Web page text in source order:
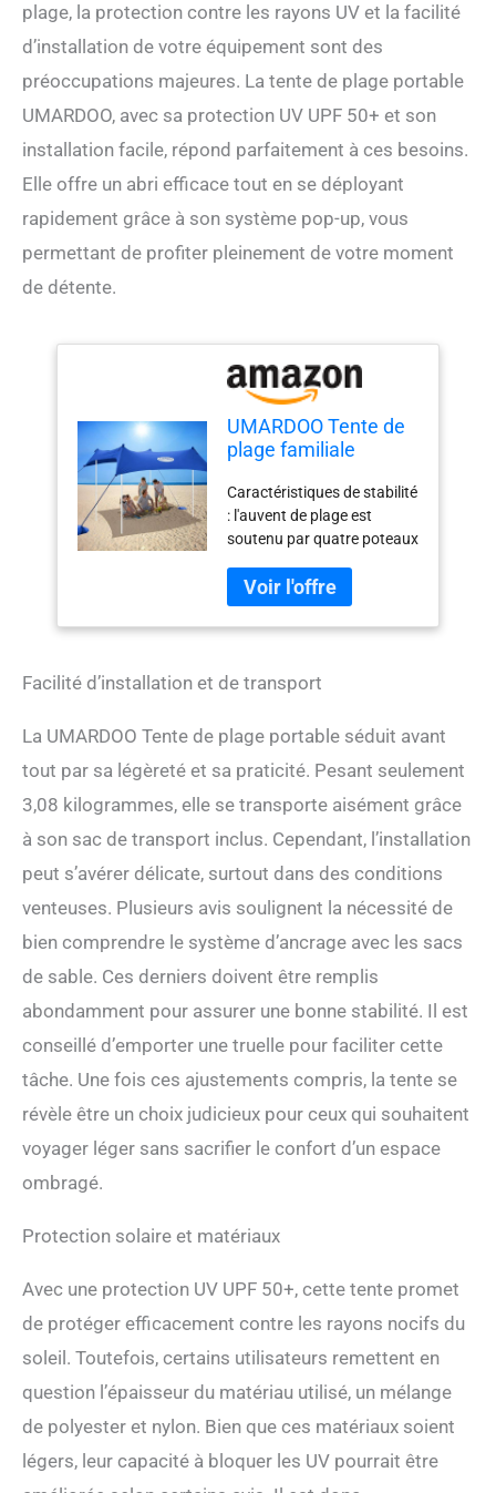
plage, la protection contre les rayons UV et la facilité
d’installation de votre équipement sont des
préoccupations majeures. La tente de plage portable
UMARDOO, avec sa protection UV UPF 50+ et son
installation facile, répond parfaitement à ces besoins.
Elle offre un abri efficace tout en se déployant
rapidement grâce à son système pop-up, vous
permettant de profiter pleinement de votre moment
de détente.
UMARDOO Tente de
plage familiale
m, grand abri de
plage résistant au
vent, installation
facile avec sac de
transport pliable pour
voyage en plein air
UPF 50+ (bleu)
Caractéristiques de stabilité
: l'auvent de plage est
soutenu par quatre poteaux
cm) et quatre grands sacs
de sable, ainsi que 4 cordes
coupe-vent. Ils forment un
tente très résistante au
durable : le tissu Lycra
résistant et élastique a une
protection UPF 50+ et une
fonction imperméable. Les
poteaux en aluminium
antirouille sont fixés avec
un cordon élastique
Tente géante réglable pour
la plage : restez au frais et à
l'abri du soleil avec notre
pare-soleil de plage
réglable. Déplacez
ou ajustez les poteaux pour
changer l'angle de l'ombre
d'ombrage parfaites pour
l'extérieur. Tente de plage
notre design facile à utiliser.
Breeze parfaite pour se
pêcher au bord du lac, ou
passer du temps avec la
Portable avec sac de
voyage pratique : emportez
avec vous partout où vous
Facilité d’installation et de transport
La UMARDOO Tente de plage portable séduit avant
tout par sa légèreté et sa praticité. Pesant seulement
3,08 kilogrammes, elle se transporte aisément grâce
à son sac de transport inclus. Cependant, l’installation
peut s’avérer délicate, surtout dans des conditions
venteuses. Plusieurs avis soulignent la nécessité de
bien comprendre le système d’ancrage avec les sacs
de sable. Ces derniers doivent être remplis
abondamment pour assurer une bonne stabilité. Il est
conseillé d’emporter une truelle pour faciliter cette
tâche. Une fois ces ajustements compris, la tente se
révèle être un choix judicieux pour ceux qui souhaitent
voyager léger sans sacrifier le confort d’un espace
ombragé.
Protection solaire et matériaux
Avec une protection UV UPF 50+, cette tente promet
de protéger efficacement contre les rayons nocifs du
soleil. Toutefois, certains utilisateurs remettent en
question l’épaisseur du matériau utilisé, un mélange
de polyester et nylon. Bien que ces matériaux soient
légers, leur capacité à bloquer les UV pourrait être